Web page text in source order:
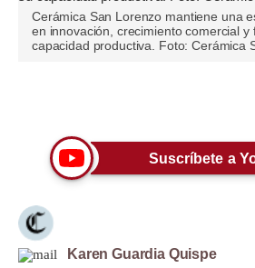
Viajes
Moda
EEUU
España
Internacional
Cerámica San Lorenzo mantiene una
en innovación, crecimiento comercial y
capacidad productiva. Foto: Cerámica
Suscríbete a
Karen Guardia Quispe